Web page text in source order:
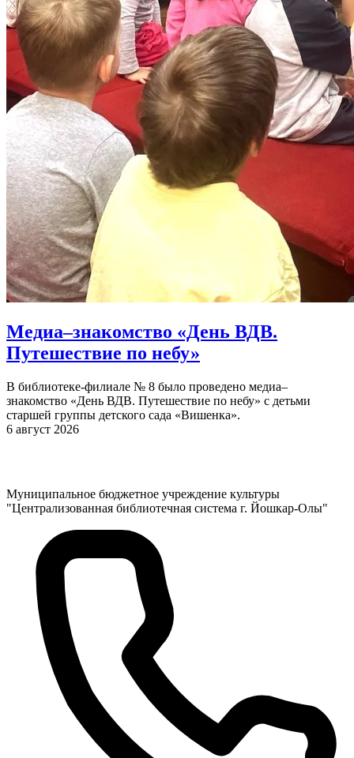
Медиа–знакомство «День ВДВ.
Путешествие по небу»
В библиотеке-филиале № 8 было проведено медиа–
знакомство «День ВДВ. Путешествие по небу» с детьми
старшей группы детского сада «Вишенка».
6 август 2026
Муниципальное бюджетное учреждение культуры
"Централизованная библиотечная система г. Йошкар-Олы"